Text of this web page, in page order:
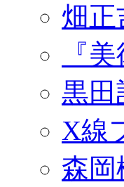
畑正
『
黒田
X線
森岡